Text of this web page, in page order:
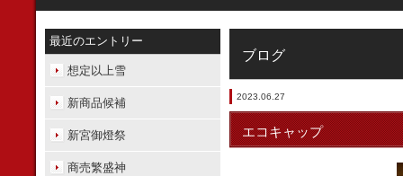
ブログ
2023.06.27
エコキャップ
最近のエントリー
想定以上雪
新商品候補
新宮御燈祭
商売繁盛神